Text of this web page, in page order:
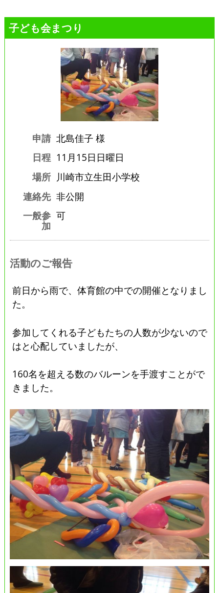
子ども会まつり
申請 北島佳子 様
日程 11月15日日曜日
場所 川崎市立生田小学校
連絡先 非公開
一般参
加
可
活動のご報告
前日から雨で、体育館の中での開催となりまし
た。
参加してくれる子どもたちの人数が少ないので
はと心配していましたが、
160名を超える数のバルーンを手渡すことがで
きました。